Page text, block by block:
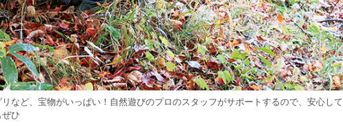
など、宝物がいっぱい！自然遊びのプロのスタッフがサポートするので、安心して
ひ